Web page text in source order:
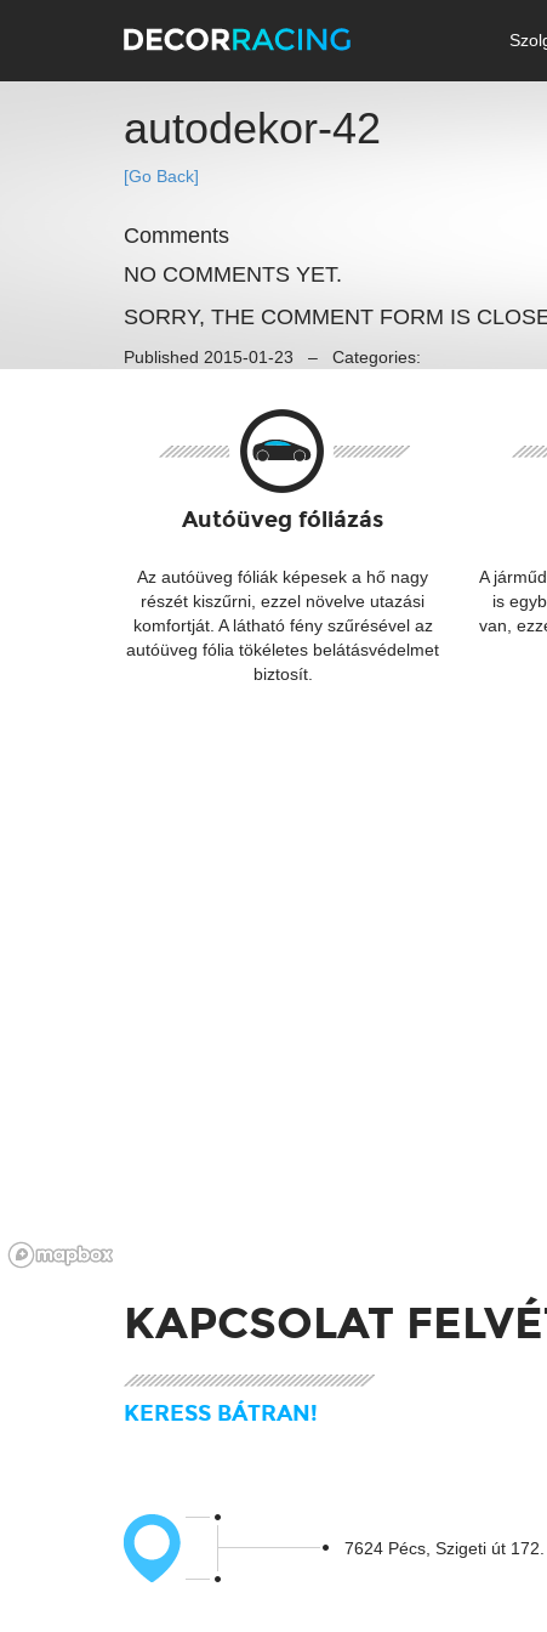
autodekor-42
[Go Back]
Comments
NO COMMENTS YET.
SORRY, THE COMMENT FORM IS
Published 2015-01-23 – Categories:
Autóüveg fóliázás
Az autóüveg fóliák képesek a hő nagy
részét kiszűrni, ezzel növelve utazási
komfortját. A látható fény szűrésével az
autóüveg fólia tökéletes belátásvédelmet
biztosít.
A
is
van,
KAPCSOLAT
KERESS BÁTRAN!
7624 Pécs, Szigeti út 172.